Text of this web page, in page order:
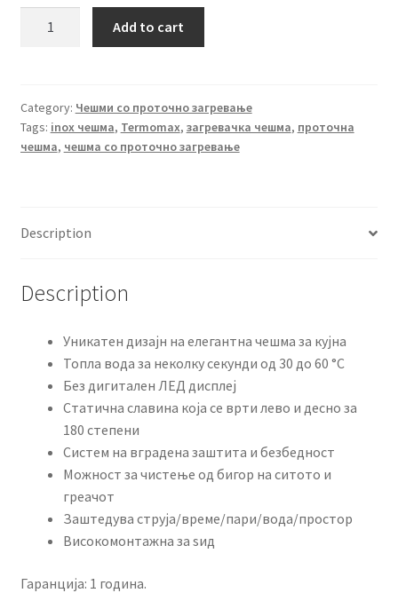
quantity
Add to cart
Category: Чешми со проточно загревање
Tags: inox чешма, Termomax, загревачка чешма, проточна
чешма, чешма со проточно загревање
Description
Description
Уникатен дизајн на елегантна чешма за кујна
Топла вода за неколку секунди од 30 до 60 °C
Без дигитален ЛЕД дисплеј
Статична славина која се врти лево и десно за
180 степени
Систем на вградена заштита и безбедност
Можност за чистење од бигор на ситото и
греачот
Заштедува струја/време/пари/вода/простор
Високомонтажна за ѕид
Гаранција: 1 година.